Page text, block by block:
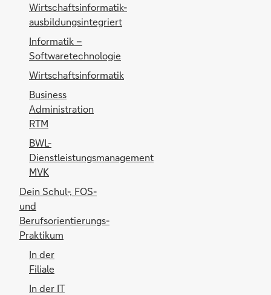
Wirtschaftsinformatik-
ausbildungsintegriert
Informatik –
Softwaretechnologie
Wirtschaftsinformatik
Business
Administration
RTM
BWL-
Dienstleistungsmanagement
MVK
Dein Schul-, FOS-
und
Berufsorientierungs-
Praktikum
In der
Filiale
In der IT